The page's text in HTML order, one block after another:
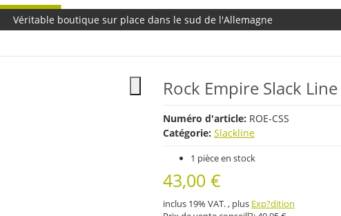
Véritable boutique sur place dans le sud de l'Allemagne
Rock Empire Slack Line
Numéro d'article: ROE-CSS
Catégorie: Slackline
1 pièce en stock
43,00 €
inclus 19% VAT. , plus Exp?dition